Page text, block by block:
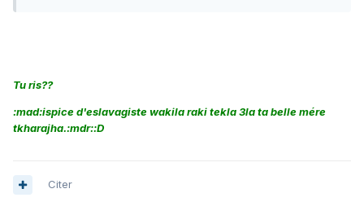
Tu ris??
:mad:ispice d'eslavagiste wakila raki tekla 3la ta belle mére
tkharajha.:mdr::D
Citer